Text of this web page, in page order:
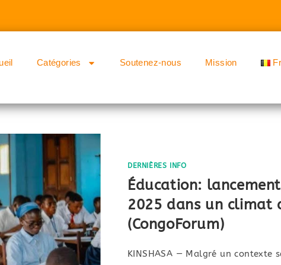
Catégories Soutenez-nous Mission
DERNIÈRES INFO
Éducation:
2025 dans un climat
(CongoForum)
KINSHASA — Malgré un contexte